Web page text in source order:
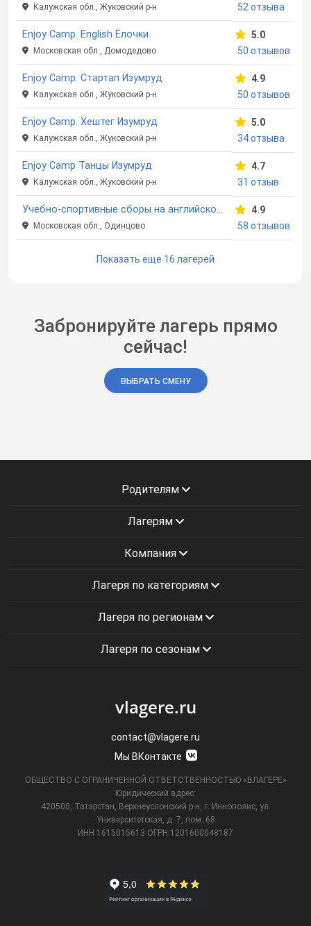
Калужская обл., Жуковский р-н
52 отзыва
Enjoy Camp. English Ёлочки
Московская обл., Домодедово
5.0
50 отзывов
Enjoy Camp. Стартап Изумруд
Калужская обл., Жуковский р-н
4.9
50 отзывов
Enjoy Camp. Хештег Изумруд
Калужская обл., Жуковский р-н
5.0
34 отзыва
Enjoy Camp Танцы Изумруд
Калужская обл., Жуковский р-н
4.7
31 отзыв
Учебно-спортивные сборы на английском языке Enjoy Camp English в Жаворонках
Московская обл., Одинцово
4.9
58 отзывов
Показать еще 16 лагерей
Забронируйте лагерь прямо
сейчас!
ВЫБРАТЬ СМЕНУ
Родителям
Лагерям
Компания
Лагеря по категориям
Лагеря по регионам
Лагеря по сезонам
vlagere.ru
contact@vlagere.ru
Мы ВКонтакте
ОБЩЕСТВО С ОГРАНИЧЕННОЙ ОТВЕТСТВЕННОСТЬЮ «ВЛАГЕРЕ»
Юридический адрес:
420500, Татарстан, Верхнеуслонский р-н, г. Иннополис, ул.
Университетская,
д. 7, пом. 68
ИНН 1615015613 ОГРН 1201600048187